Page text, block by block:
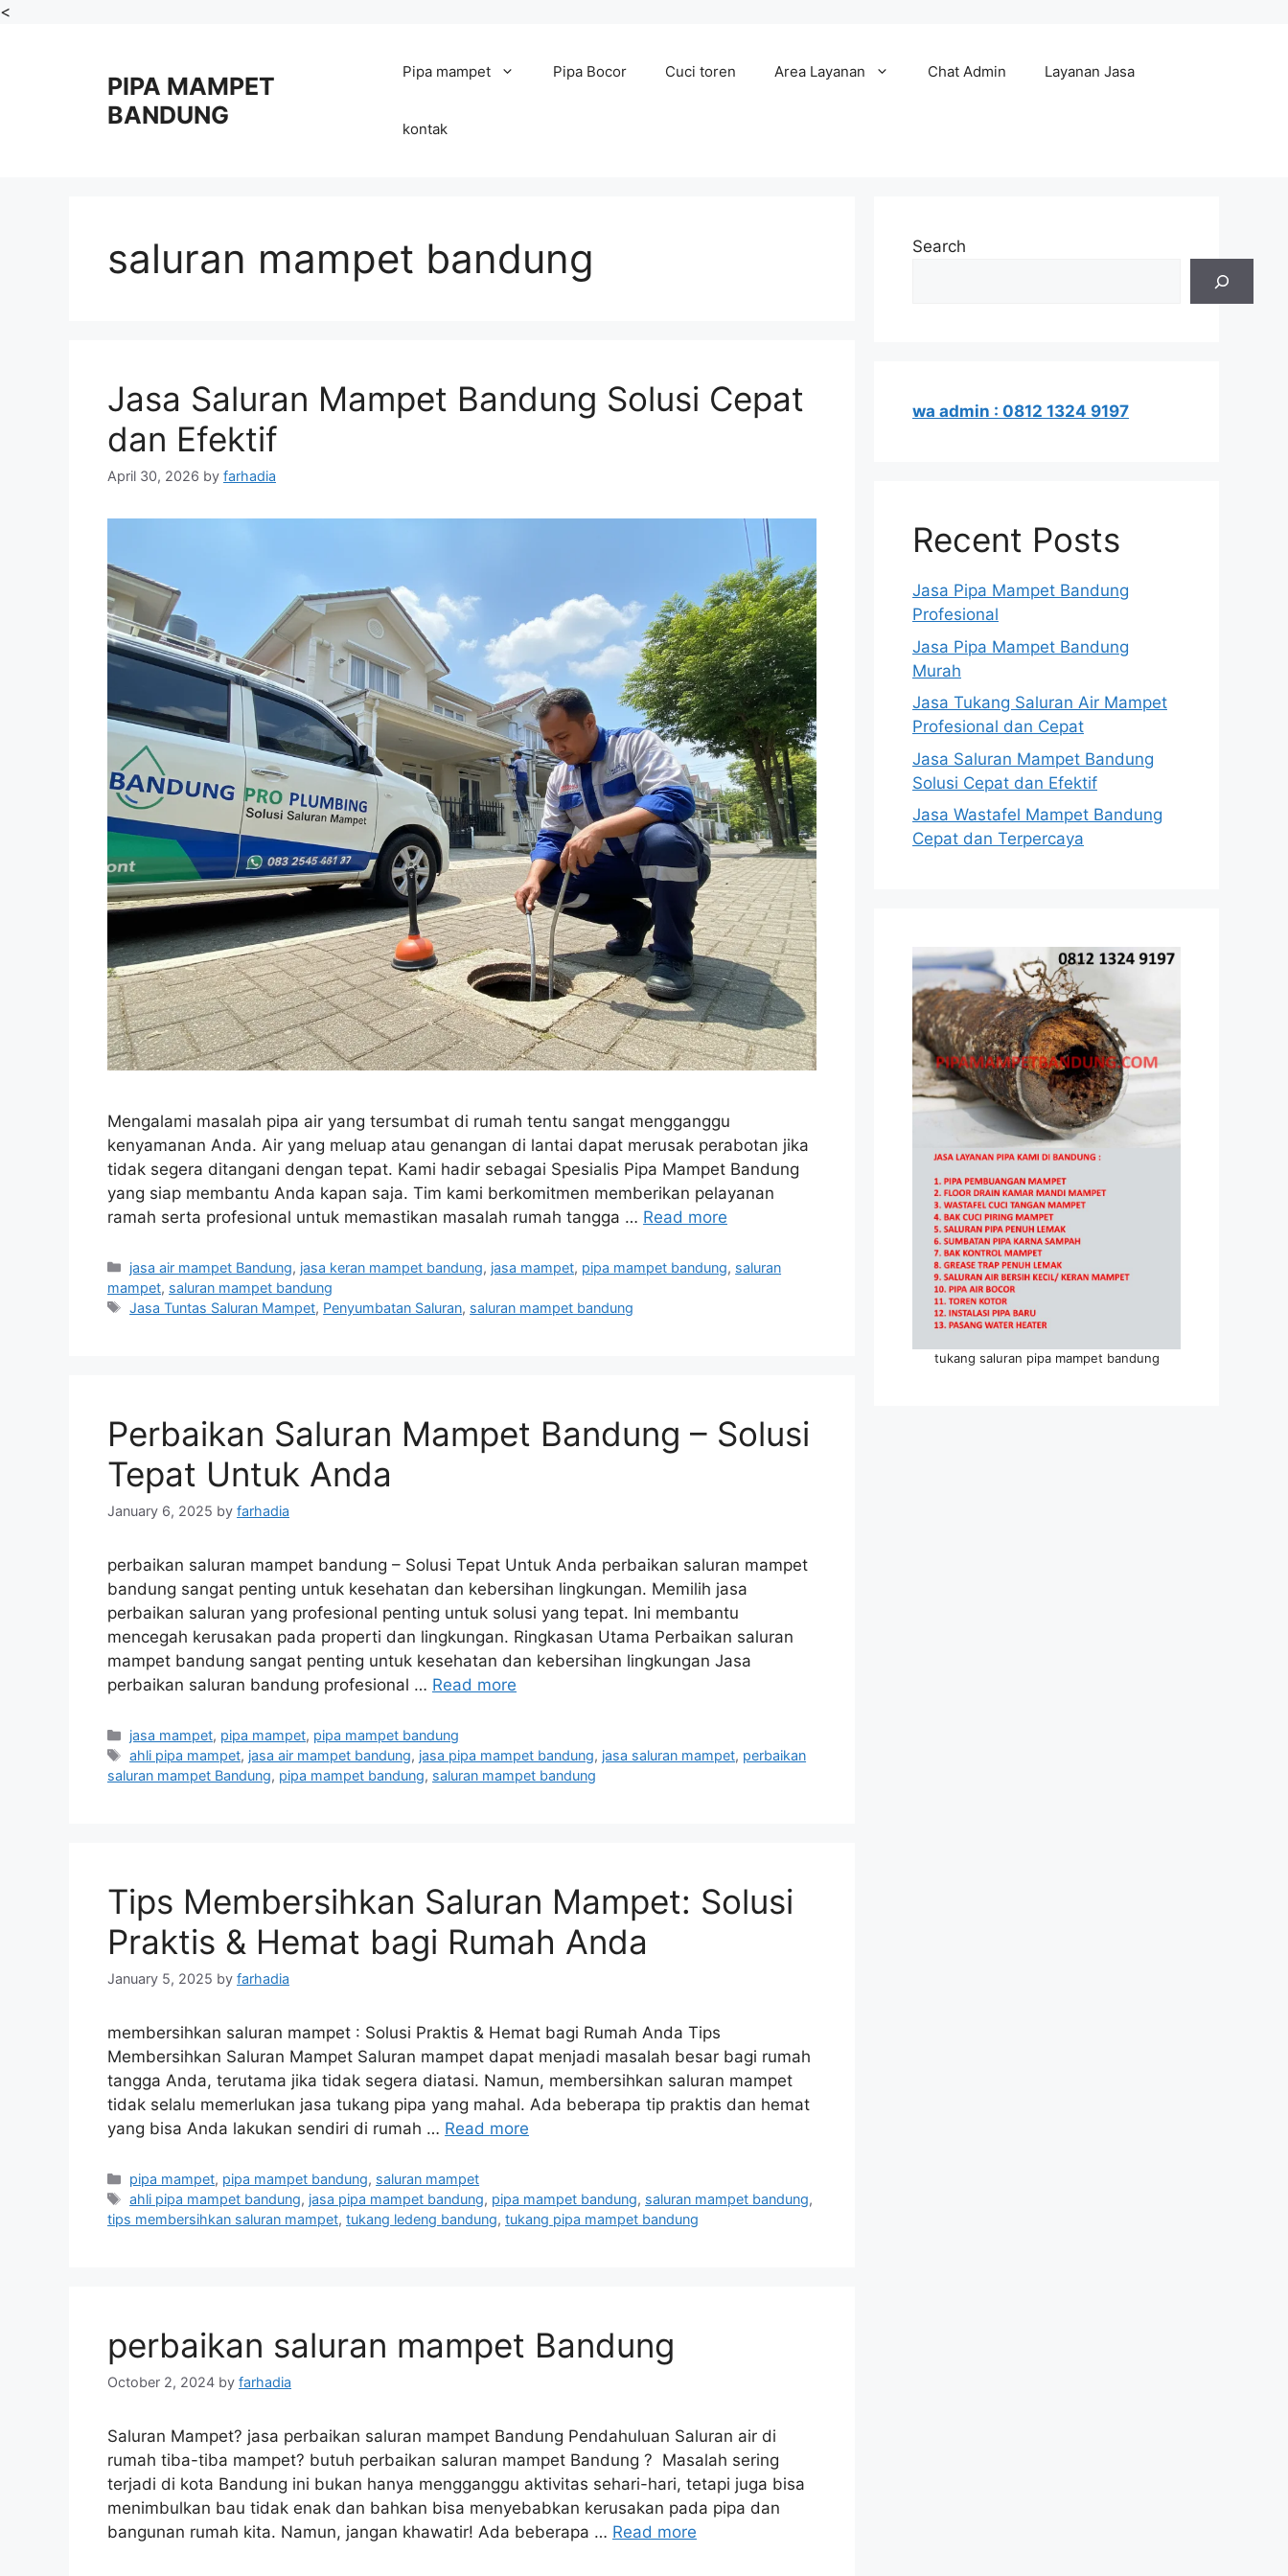
<
PIPA MAMPET
BANDUNG
Pipa mampet Pipa Bocor Cuci toren Area Layanan Chat Admin Layanan Jasa
kontak
saluran mampet bandung
Jasa Saluran Mampet Bandung Solusi Cepat
dan Efektif
April 30, 2026 by farhadia
Mengalami masalah pipa air yang tersumbat di rumah tentu sangat mengganggu
kenyamanan Anda. Air yang meluap atau genangan di lantai dapat merusak perabotan jika
tidak segera ditangani dengan tepat. Kami hadir sebagai Spesialis Pipa Mampet Bandung
yang siap membantu Anda kapan saja. Tim kami berkomitmen memberikan pelayanan
ramah serta profesional untuk memastikan masalah rumah tangga … Read more
Categories
jasa air mampet Bandung, jasa keran mampet bandung, jasa mampet, pipa mampet bandung, saluran
mampet, saluran mampet bandung
Tags
Jasa Tuntas Saluran Mampet, Penyumbatan Saluran, saluran mampet bandung
Perbaikan Saluran Mampet Bandung – Solusi
Tepat Untuk Anda
January 6, 2025 by farhadia
perbaikan saluran mampet bandung – Solusi Tepat Untuk Anda perbaikan saluran mampet
bandung sangat penting untuk kesehatan dan kebersihan lingkungan. Memilih jasa
perbaikan saluran yang profesional penting untuk solusi yang tepat. Ini membantu
mencegah kerusakan pada properti dan lingkungan. Ringkasan Utama Perbaikan saluran
mampet bandung sangat penting untuk kesehatan dan kebersihan lingkungan Jasa
perbaikan saluran bandung profesional … Read more
Categories
jasa mampet, pipa mampet, pipa mampet bandung
Tags
ahli pipa mampet, jasa air mampet bandung, jasa pipa mampet bandung, jasa saluran mampet, perbaikan
saluran mampet Bandung, pipa mampet bandung, saluran mampet bandung
Tips Membersihkan Saluran Mampet: Solusi
Praktis & Hemat bagi Rumah Anda
January 5, 2025 by farhadia
membersihkan saluran mampet : Solusi Praktis & Hemat bagi Rumah Anda Tips
Membersihkan Saluran Mampet Saluran mampet dapat menjadi masalah besar bagi rumah
tangga Anda, terutama jika tidak segera diatasi. Namun, membersihkan saluran mampet
tidak selalu memerlukan jasa tukang pipa yang mahal. Ada beberapa tip praktis dan hemat
yang bisa Anda lakukan sendiri di rumah … Read more
Categories
pipa mampet, pipa mampet bandung, saluran mampet
Tags
ahli pipa mampet bandung, jasa pipa mampet bandung, pipa mampet bandung, saluran mampet bandung,
tips membersihkan saluran mampet, tukang ledeng bandung, tukang pipa mampet bandung
perbaikan saluran mampet Bandung
October 2, 2024 by farhadia
Saluran Mampet? jasa perbaikan saluran mampet Bandung Pendahuluan Saluran air di
rumah tiba-tiba mampet? butuh perbaikan saluran mampet Bandung ? Masalah sering
terjadi di kota Bandung ini bukan hanya mengganggu aktivitas sehari-hari, tetapi juga bisa
menimbulkan bau tidak enak dan bahkan bisa menyebabkan kerusakan pada pipa dan
bangunan rumah kita. Namun, jangan khawatir! Ada beberapa … Read more
Search
wa admin : 0812 1324 9197
Recent Posts
Jasa Pipa Mampet Bandung
Profesional
Jasa Pipa Mampet Bandung
Murah
Jasa Tukang Saluran Air Mampet
Profesional dan Cepat
Jasa Saluran Mampet Bandung
Solusi Cepat dan Efektif
Jasa Wastafel Mampet Bandung
Cepat dan Terpercaya
tukang saluran pipa mampet bandung